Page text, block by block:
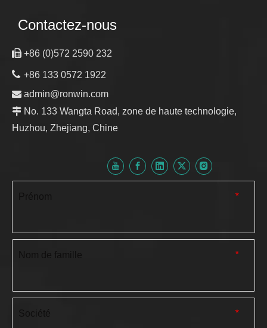
Contactez-nous
 +86 (0)572 2590 232
 +86 133 0572 1922
 admin@ronwin.com
 No. 133 Wangta Road, zone de haute technologie,
Huzhou, Zhejiang, Chine
*
*
*
Société